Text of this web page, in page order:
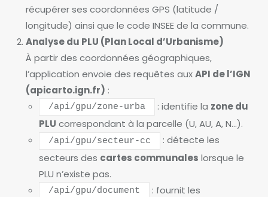
récupérer ses coordonnées GPS (latitude /
longitude) ainsi que le code INSEE de la commune.
Analyse du PLU (Plan Local d’Urbanisme)
À partir des coordonnées géographiques,
l’application envoie des requêtes auxAPI de l’IGN
(apicarto.ign.fr) :
/api/gpu/zone-urba : identifie la zone du
PLU correspondant à la parcelle (U, AU, A, N…).
/api/gpu/secteur-cc
: détecte les
secteurs des cartes communales lorsque le
PLU n’existe pas.
/api/gpu/document
: fournit les